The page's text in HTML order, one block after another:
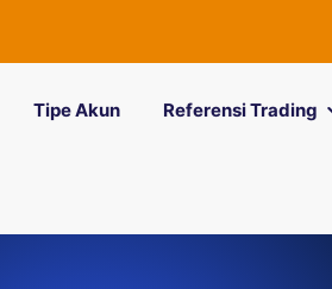
Tipe Akun Referensi Trading